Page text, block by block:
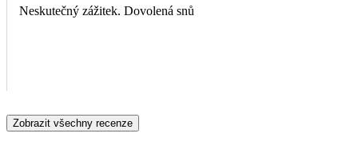
Neskutečný zážitek. Dovolená snů
Zobrazit všechny recenze